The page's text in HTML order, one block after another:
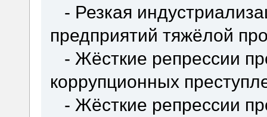
- Резкая
предприятий тяжёлой
- Жёсткие репрессии
коррупционных
- Жёсткие репрессии